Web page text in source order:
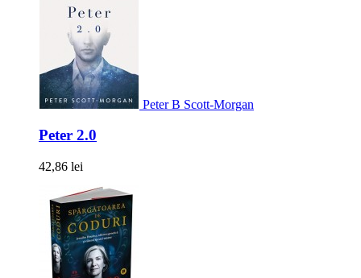
Peter B Scott-Morgan
Peter 2.0
42,86 lei